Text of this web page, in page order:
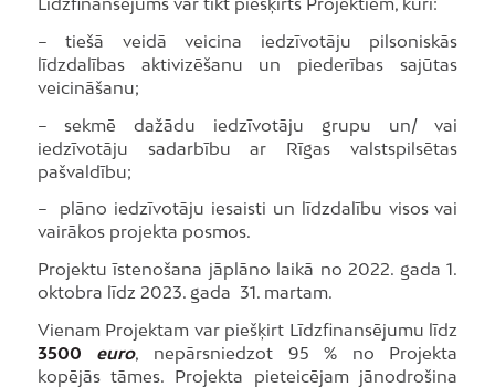
– tiešā veidā veicina iedzīvotāju pilsoniskās
līdzdalības aktivizēšanu un piederības sajūtas
veicināšanu;
– sekmē dažādu iedzīvotāju grupu un/ vai
iedzīvotāju sadarbību ar Rīgas valstspilsētas
pašvaldību;
– plāno iedzīvotāju iesaisti un līdzdalību visos vai
vairākos projekta posmos.
Projektu īstenošana jāplāno laikā no 2022. gada 1.
oktobra līdz 2023. gada 31. martam.
Vienam Projektam var piešķirt Līdzfinansējumu līdz
3500 euro, nepārsniedzot 95 % no Projekta
kopējās tāmes. Projekta pieteicējam jānodrošina